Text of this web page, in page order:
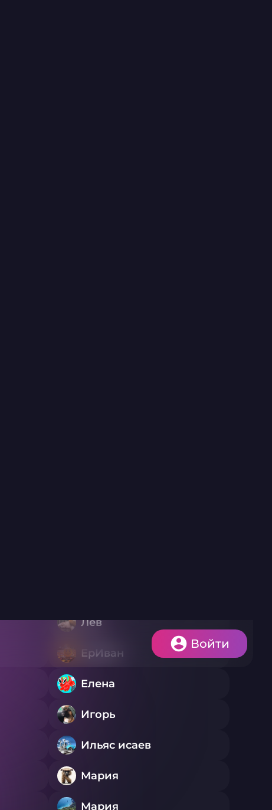
Лев
ЕрИван
Елена
Игорь
Ильяс исаев
Мария
Мария